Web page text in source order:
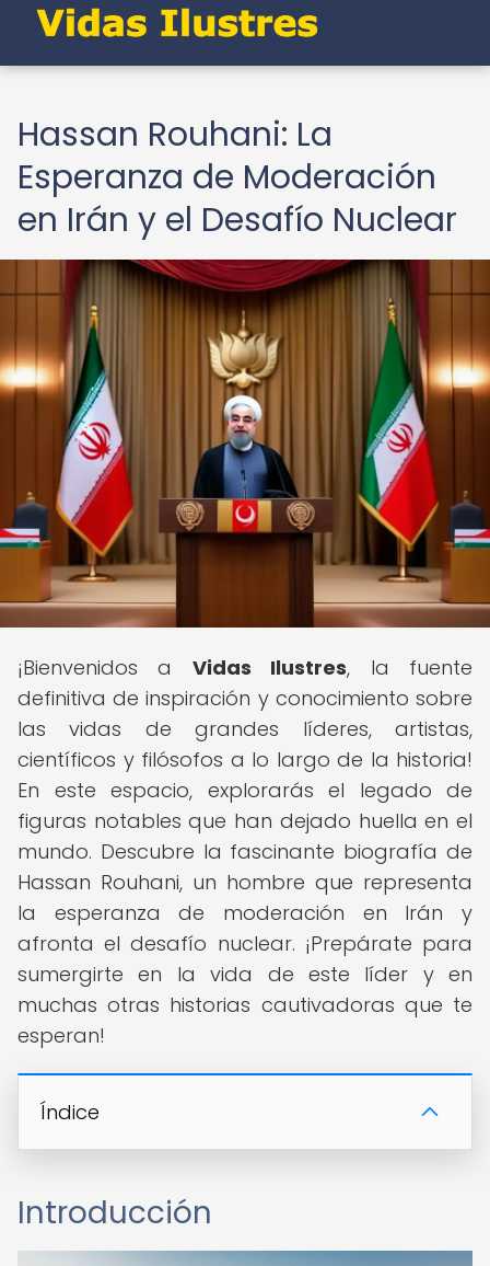
Hassan Rouhani: La
Esperanza de Moderación
en Irán y el Desafío Nuclear
¡Bienvenidos a Vidas Ilustres, la fuente
definitiva de inspiración y conocimiento sobre
las vidas de grandes líderes, artistas,
científicos y filósofos a lo largo de la historia!
En este espacio, explorarás el legado de
figuras notables que han dejado huella en el
mundo. Descubre la fascinante biografía de
Hassan Rouhani, un hombre que representa
la esperanza de moderación en Irán y
afronta el desafío nuclear. ¡Prepárate para
sumergirte en la vida de este líder y en
muchas otras historias cautivadoras que te
esperan!
Índice
Introducción